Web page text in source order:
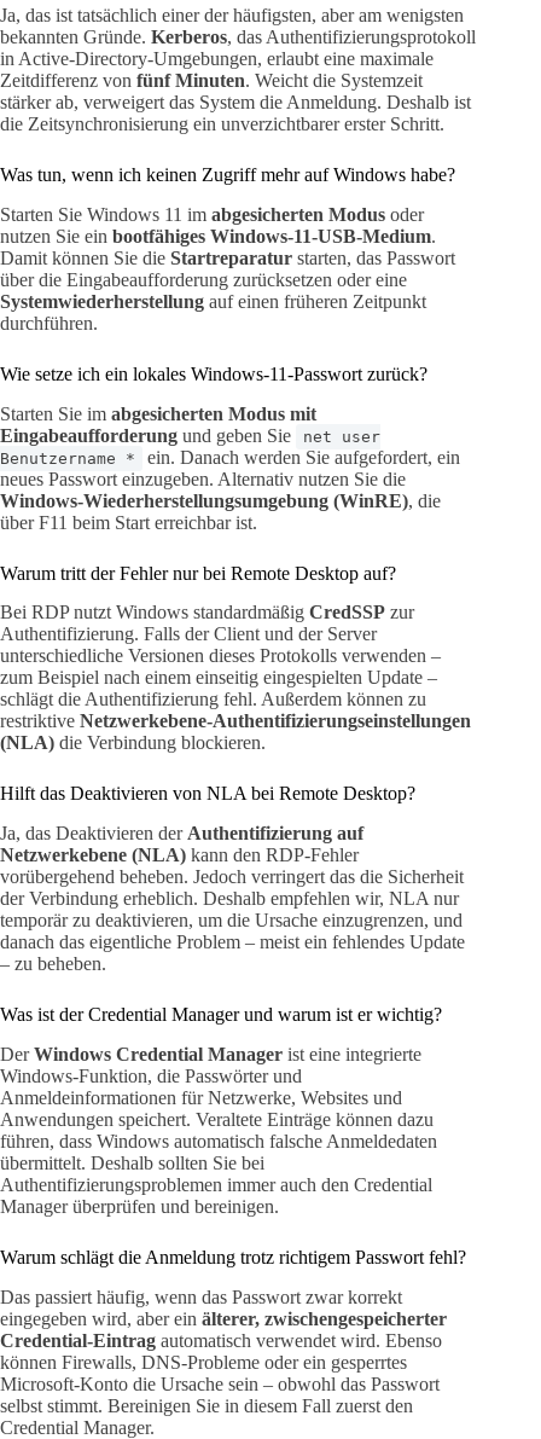
Ja, das ist tatsächlich einer der häufigsten, aber am wenigsten
bekannten Gründe. Kerberos, das Authentifizierungsprotokoll
in Active-Directory-Umgebungen, erlaubt eine maximale
Zeitdifferenz von fünf Minuten. Weicht die Systemzeit
stärker ab, verweigert das System die Anmeldung. Deshalb ist
die Zeitsynchronisierung ein unverzichtbarer erster Schritt.
Was tun, wenn ich keinen Zugriff mehr auf Windows habe?
Starten Sie Windows 11 im abgesicherten Modus oder
nutzen Sie ein bootfähiges Windows-11-USB-Medium.
Damit können Sie die Startreparatur starten, das Passwort
über die Eingabeaufforderung zurücksetzen oder eine
Systemwiederherstellung auf einen früheren Zeitpunkt
durchführen.
Wie setze ich ein lokales Windows-11-Passwort zurück?
Starten Sie im abgesicherten Modus mit
Eingabeaufforderung und geben Sie
net user
Benutzername *
ein. Danach werden Sie aufgefordert, ein
neues Passwort einzugeben. Alternativ nutzen Sie die
Windows-Wiederherstellungsumgebung (WinRE), die
über F11 beim Start erreichbar ist.
Warum tritt der Fehler nur bei Remote Desktop auf?
Bei RDP nutzt Windows standardmäßig CredSSP zur
Authentifizierung. Falls der Client und der Server
unterschiedliche Versionen dieses Protokolls verwenden –
zum Beispiel nach einem einseitig eingespielten Update –
schlägt die Authentifizierung fehl. Außerdem können zu
restriktive Netzwerkebene-Authentifizierungseinstellungen
(NLA) die Verbindung blockieren.
Hilft das Deaktivieren von NLA bei Remote Desktop?
Ja, das Deaktivieren der Authentifizierung auf
Netzwerkebene (NLA) kann den RDP-Fehler
vorübergehend beheben. Jedoch verringert das die Sicherheit
der Verbindung erheblich. Deshalb empfehlen wir, NLA nur
temporär zu deaktivieren, um die Ursache einzugrenzen, und
danach das eigentliche Problem – meist ein fehlendes Update
– zu beheben.
Was ist der Credential Manager und warum ist er wichtig?
DerWindows Credential Manager ist eine integrierte
Windows-Funktion, die Passwörter und
Anmeldeinformationen für Netzwerke, Websites und
Anwendungen speichert. Veraltete Einträge können dazu
führen, dass Windows automatisch falsche Anmeldedaten
übermittelt. Deshalb sollten Sie bei
Authentifizierungsproblemen immer auch den Credential
Manager überprüfen und bereinigen.
Warum schlägt die Anmeldung trotz richtigem Passwort fehl?
Das passiert häufig, wenn das Passwort zwar korrekt
eingegeben wird, aber ein älterer, zwischengespeicherter
Credential-Eintrag automatisch verwendet wird. Ebenso
können Firewalls, DNS-Probleme oder ein gesperrtes
Microsoft-Konto die Ursache sein – obwohl das Passwort
selbst stimmt. Bereinigen Sie in diesem Fall zuerst den
Credential Manager.